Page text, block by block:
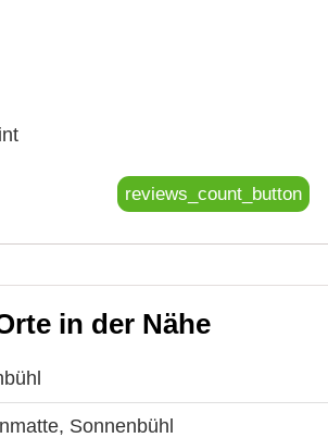
reviews_count_button
in der Nähe
Sonnenbühl